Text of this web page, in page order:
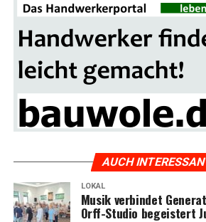
AUCH
LOKAL
Musik ver­bin­det
Orff-Stu­dio begeis­tert